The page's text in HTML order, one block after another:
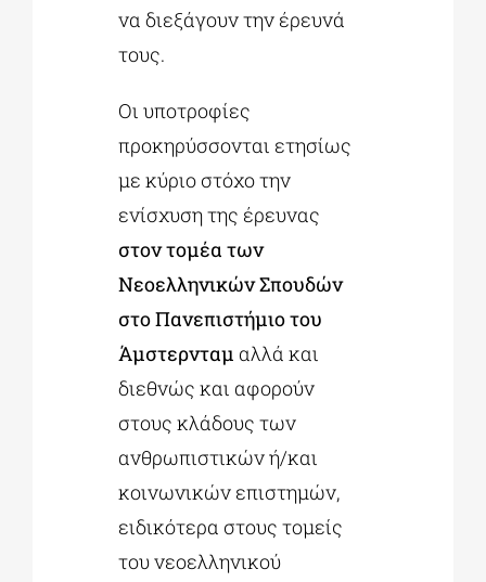
να διεξάγουν την έρευνά
τους.
Οι υποτροφίες
προκηρύσσονται ετησίως
με κύριο στόχο την
ενίσχυση της έρευνας
στον τομέα των
Νεοελληνικών Σπουδών
στο Πανεπιστήμιο του
Άμστερνταμ αλλά και
διεθνώς και αφορούν
στους κλάδους των
ανθρωπιστικών ή/και
κοινωνικών επιστημών,
ειδικότερα στους τομείς
του νεοελληνικού